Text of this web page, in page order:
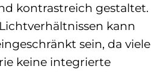
kontrastreich gestaltet.
kann
sein, da viele
keine integrierte